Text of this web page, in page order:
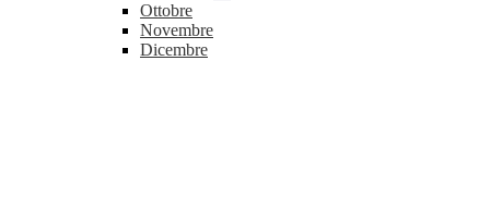
Ottobre
Novembre
Dicembre